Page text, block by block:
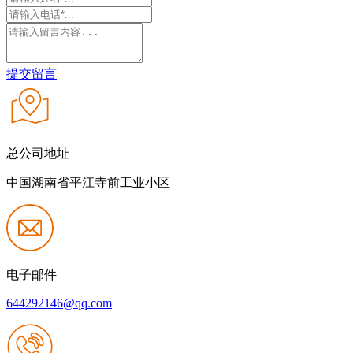
提交留言
总公司地址
中国湖南省平江寺前工业小区
电子邮件
644292146@qq.com